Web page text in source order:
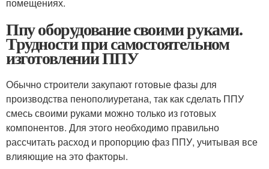
Ппу оборудование своими руками.
Трудности при самостоятельном
изготовлении ППУ
Обычно строители закупают готовые фазы для
производства пенополиуретана, так как сделать ППУ
смесь своими руками можно только из готовых
компонентов. Для этого необходимо правильно
рассчитать расход и пропорцию фаз ППУ, учитывая все
влияющие на это факторы.